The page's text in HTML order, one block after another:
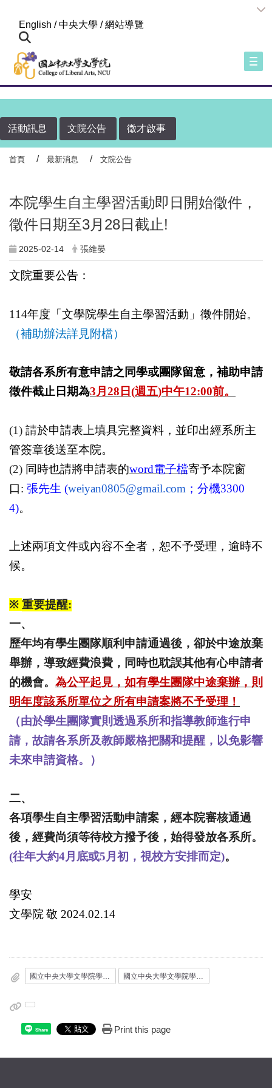
English /中央大學 /網站導覽
活動訊息 文院公告 徵才啟事
首頁 最新消息 文院公告
本院學生自主學習活動即日開始徵件，
徵件日期至3月28日截止!
2025-02-14 張維晏
文院重要公告：
114年度「文學院學生自主學習活動」徵件開始。
（補助辦法詳見附檔）
敬請各系所有意申請之同學或團隊留意，補助申請
徵件截止日期為3月 28 日(週五)中午12:00前。
(1) 請於申請表上填具完整資料， 並印出經系所主
管簽章後送至本院。
(2) 同時也請將申請表的word電子檔寄予本院窗
口: 張先生 (weiyan0805@gmail.com ；分機3300
4)。
上述兩項文件或內容不全者，恕不予受理，逾時不
候。
※ 重要提醒:
一、
歷年均有學生團隊順利申請通過後，卻於中途放棄
舉辦， 導致經費浪費，同時也耽誤其他有心申請者
的機會。 為公平起見， 如有學生團隊中途棄辦， 則
明年度該系所單位之所有申請案將不予受理！
（由於學生團隊實則透過系所和指導教師進行申
請， 故請各系所及教師嚴格把關和提醒，以免影響
未來申請資格。）
二、
各項學生自主學習活動申請案，經本院審核通過
後， 經費尚須等待校方撥予後，始得發放各系所。
(往年大約4月底或5月初，視校方安排而定)。
學安
文學院敬 2024.02.14
Share Print this page